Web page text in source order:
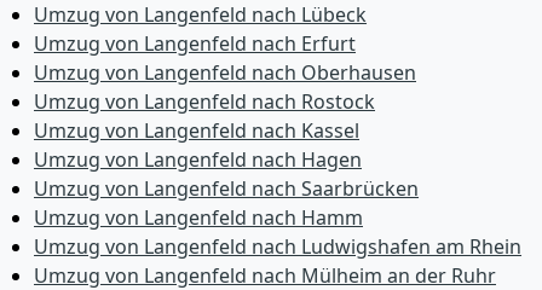
Umzug von Langenfeld nach Lübeck
Umzug von Langenfeld nach Erfurt
Umzug von Langenfeld nach Oberhausen
Umzug von Langenfeld nach Rostock
Umzug von Langenfeld nach Kassel
Umzug von Langenfeld nach Hagen
Umzug von Langenfeld nach Saarbrücken
Umzug von Langenfeld nach Hamm
Umzug von Langenfeld nach Ludwigshafen am Rhein
Umzug von Langenfeld nach Mülheim an der Ruhr